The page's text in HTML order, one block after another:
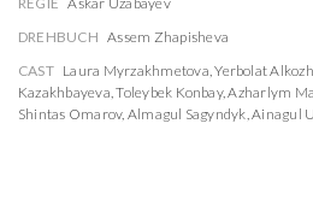
DREHBUCH Assem Zhapisheva
CAST Laura Myrzakhmetova,Yerbolat
Kazakhbayeva,Toleybek Konbay,Azharlym
Shintas Omarov, Almagul Sagyndyk,Ainagul